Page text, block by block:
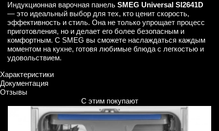
Индукционная варочная панель SMEG Universal SI2641D
— это идеальный выбор для тех, кто ценит скорость,
эффективность и стиль. Она не только упрощает процесс
приготовления, но и делает его более безопасным и
комфортным. С SMEG вы сможете наслаждаться каждым
моментом на кухне, готовя любимые блюда с легкостью и
удовольствием.
Характеристики
Документация
Отзывы
С этим покупают